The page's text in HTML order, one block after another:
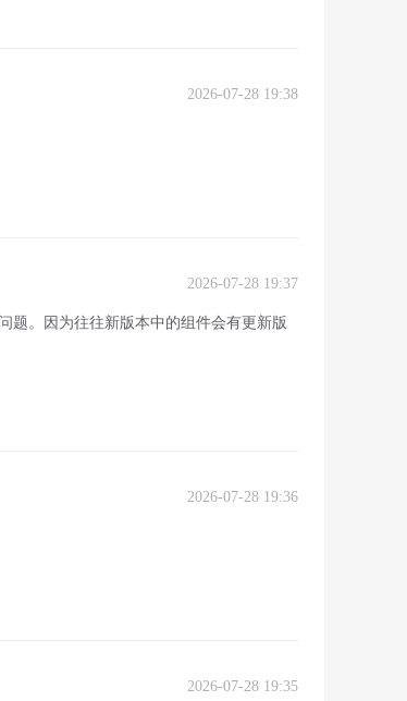
2026-07-28 19:38
2026-07-28 19:37
题。因为往往新版本中的组件会有更新版
2026-07-28 19:36
2026-07-28 19:35